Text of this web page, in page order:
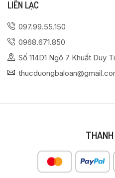
LIÊN LẠC
097.99.55.150
0968.671.850
Số 114D1 Ngõ 7 Khuất Duy